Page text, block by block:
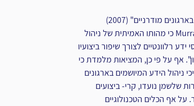
בספרו " ניהול ידע בארגונים מודרניים" (2007)
כתב ‏Murray E. Jennex‏ כי מהותו האמיתית של ‏ניהול
ידע רלוונטיים לצורך שיפור ביצועיו
אף על פי כן, ‏המציאות מלמדת כי
ניהול הידע המיושמים בארגונים
‏שלשמן נועדו, קרי- ביצועים
על אף הכלים הטכנולוגיים